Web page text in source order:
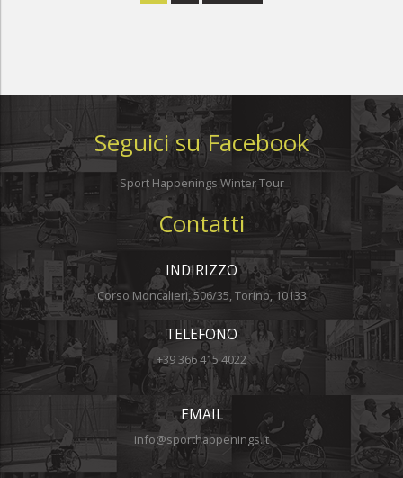
Seguici su Facebook
Sport Happenings Winter Tour
Contatti
INDIRIZZO
Corso Moncalieri, 506/35, Torino, 10133
TELEFONO
+39 366 415 4022
EMAIL
info@sporthappenings.it